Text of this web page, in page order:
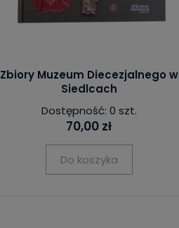
Zbiory Muzeum Diecezjalnego w
Siedlcach
Dostępność: 0 szt.
70,00 zł
Do koszyka